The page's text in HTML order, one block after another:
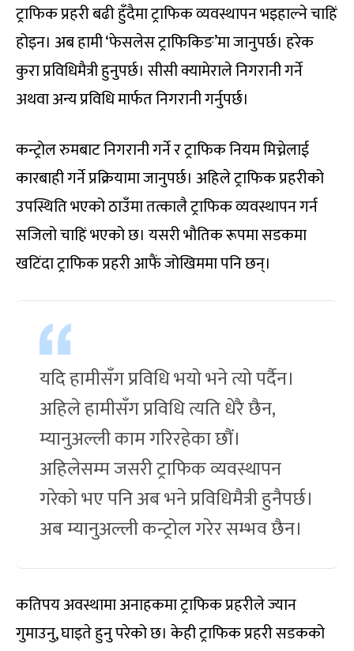
ट्राफिक प्रहरी बढी हुँदैमा ट्राफिक व्यवस्थापन भइहाल्ने चाहिं
होइन। अब हामी ‘फेसलेस ट्राफिकिङ’मा जानुपर्छ। हरेक
कुरा प्रविधिमैत्री हुनुपर्छ। सीसी क्यामेराले निगरानी गर्ने
अथवा अन्य प्रविधि मार्फत निगरानी गर्नुपर्छ।
कन्ट्रोल रुमबाट निगरानी गर्ने र ट्राफिक नियम मिच्नेलाई
कारबाही गर्ने प्रक्रियामा जानुपर्छ। अहिले ट्राफिक प्रहरीको
उपस्थिति भएको ठाउँमा तत्कालै ट्राफिक व्यवस्थापन गर्न
सजिलो चाहिं भएको छ। यसरी भौतिक रूपमा सडकमा
खटिंदा ट्राफिक प्रहरी आफैं जोखिममा पनि छन्।
यदि हामीसँग प्रविधि भयो भने त्यो पर्दैन।
अहिले हामीसँग प्रविधि त्यति धेरै छैन,
म्यानुअल्ली काम गरिरहेका छौं।
अहिलेसम्म जसरी ट्राफिक व्यवस्थापन
गरेको भए पनि अब भने प्रविधिमैत्री हुनैपर्छ।
अब म्यानुअल्ली कन्ट्रोल गरेर सम्भव छैन।
कतिपय अवस्थामा अनाहकमा ट्राफिक प्रहरीले ज्यान
गुमाउनु, घाइते हुनु परेको छ। केही ट्राफिक प्रहरी सडकको